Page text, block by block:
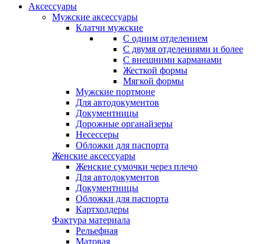
Аксессуары
Мужские аксессуары
Клатчи мужские
С одним отделением
С двумя отделениями и более
С внешними карманами
Жесткой формы
Мягкой формы
Мужские портмоне
Для автодокументов
Документницы
Дорожные органайзеры
Несессеры
Обложки для паспорта
Женские аксессуары
Женские сумочки через плечо
Для автодокументов
Документницы
Обложки для паспорта
Картхолдеры
Фактура материала
Рельефная
Матовая